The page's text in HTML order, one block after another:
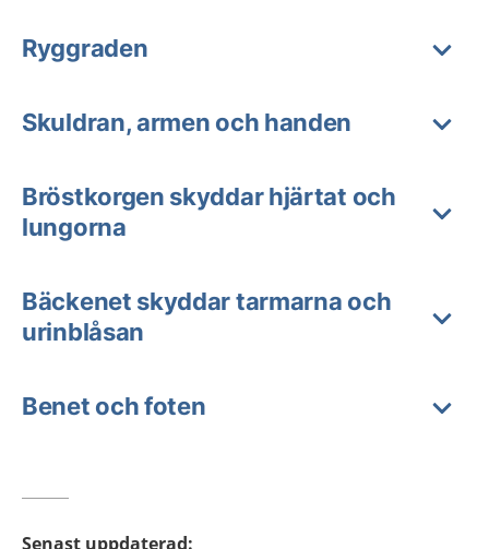
Ryggraden
Skuldran, armen och handen
Bröstkorgen skyddar hjärtat och
lungorna
Bäckenet skyddar tarmarna och
urinblåsan
Benet och foten
Senast uppdaterad: